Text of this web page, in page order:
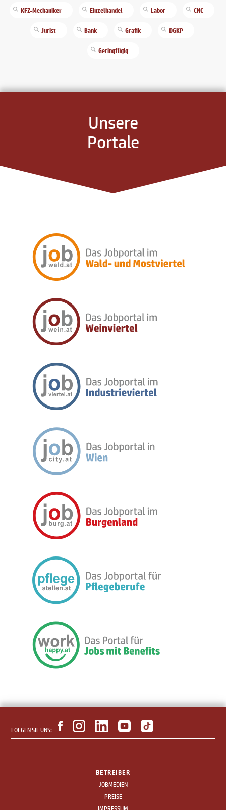
KFZ-Mechaniker Einzelhandel Labor CNC
Jurist Bank Grafik DGKP
Geringfügig
Unsere
Portale
FOLGEN SIE UNS:
BETREIBER
JOBMEDIEN
PREISE